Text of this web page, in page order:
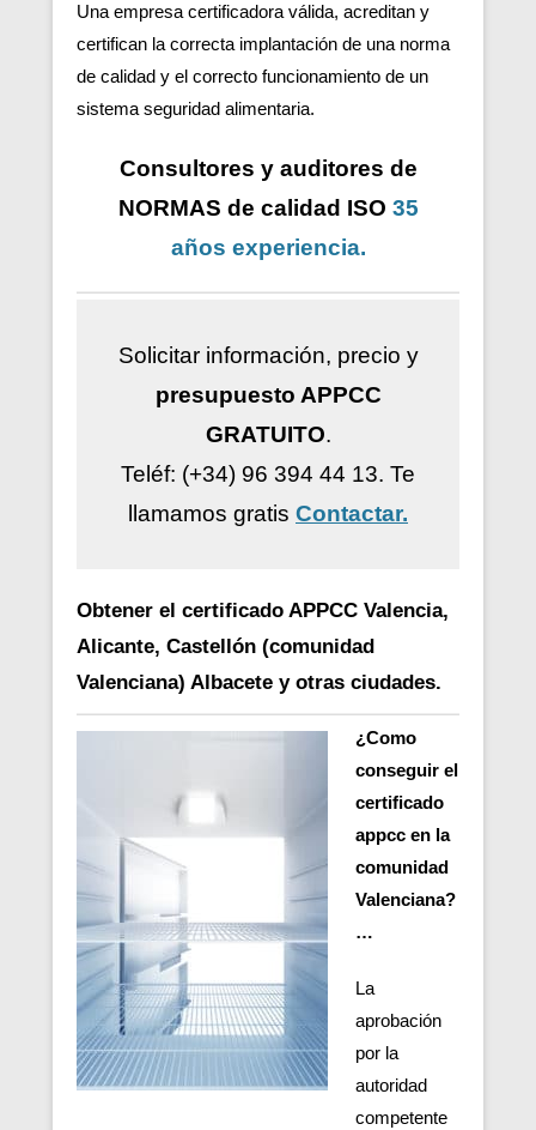
Una empresa certificadora válida, acreditan y
certifican la correcta implantación de una norma
de calidad y el correcto funcionamiento de un
sistema seguridad alimentaria.
Consultores y auditores de
NORMAS de calidad ISO 35
años experiencia.
Solicitar información, precio y
presupuesto APPCC
GRATUITO.
Teléf: (+34) 96 394 44 13. Te
llamamos gratis Contactar.
Obtener el certificado APPCC Valencia,
Alicante, Castellón (comunidad
Valenciana) Albacete y otras ciudades.
¿Como
conseguir el
certificado
appcc en la
comunidad
Valenciana?
…
La
aprobación
por la
autoridad
competente